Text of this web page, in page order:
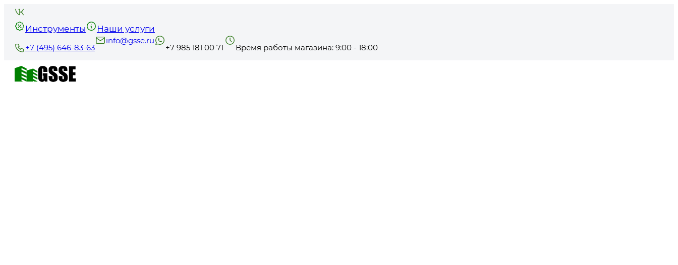
Инструменты Наши услуги
+7 (495) 646-83-63
info@gsse.ru
+7 985 181 00 71 Время работы магазина: 9:00 - 18:00